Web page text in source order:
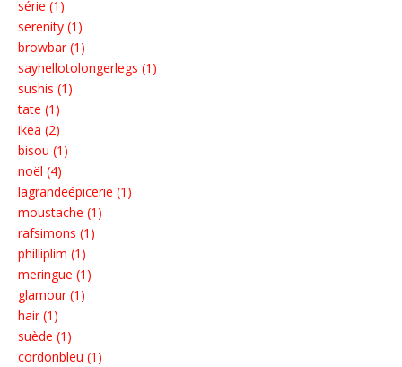
série (1)
serenity (1)
browbar (1)
sayhellotolongerlegs (1)
sushis (1)
tate (1)
ikea (2)
bisou (1)
noël (4)
lagrandeépicerie (1)
moustache (1)
rafsimons (1)
philliplim (1)
meringue (1)
glamour (1)
hair (1)
suède (1)
cordonbleu (1)